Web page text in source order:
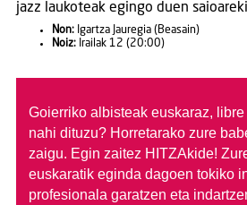
jazz laukoteak egingo duen
Non:Igartza Jauregia (Beasain)
Noiz: Irailak 12 (20:00)
Goierriko albisteak euskaraz,
nahi dituzu? Horretarako zure
zaigu. Egin zaitez HITZAkide!
euskaratik eginda dagoen tokiko
profesionala garatzen eta